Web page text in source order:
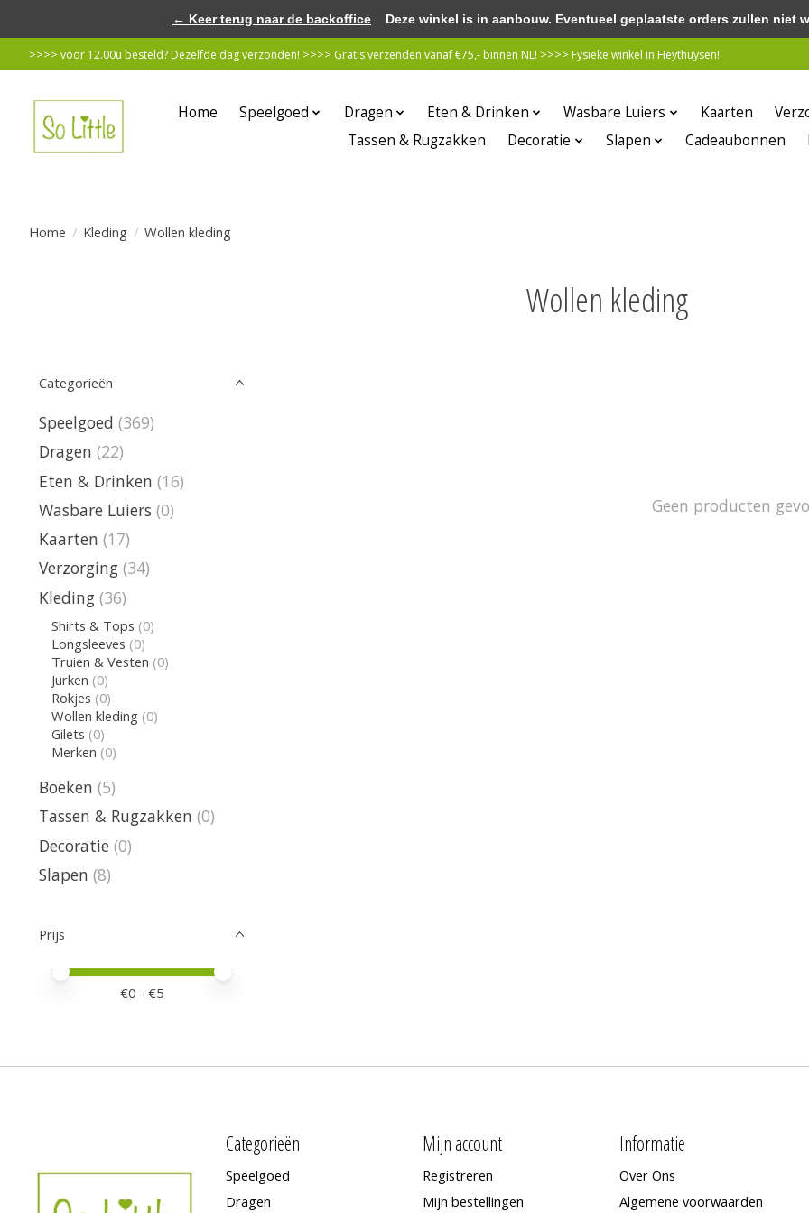
>>>> voor 12.00u besteld? Dezelfde dag verzonden! >>>> Gratis verzenden vanaf €75,- binnen NL! >>>> Fysieke winkel in Heythuysen!
Home Speelgoed Dragen Eten & Drinken Wasbare Luiers Kaarten
Tassen & Rugzakken
Decoratie Slapen Cadeaubonnen
Home / Kleding / Wollen kleding
Wollen kleding
Categorieën
Speelgoed (369)
Dragen (22)
Eten & Drinken (16)
Wasbare Luiers (0)
Kaarten (17)
Verzorging (34)
Kleding (36)
Shirts & Tops (0)
Longsleeves (0)
Truien & Vesten (0)
Jurken (0)
Rokjes (0)
Wollen kleding (0)
Gilets (0)
Merken (0)
Boeken (5)
Tassen & Rugzakken (0)
Decoratie (0)
Slapen (8)
Prijs
Minimale prijswaarde
Price maximum value
€0 - €5
Geen producten
Categorieën
Speelgoed
Dragen
Mijn account
Registreren
Mijn bestellingen
Informatie
Over Ons
Algemene voorwaarden
← Keer terug naar de backoffice Deze winkel is in aanbouw. Eventueel geplaatste orders zullen niet